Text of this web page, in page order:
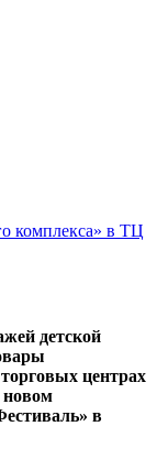
комплекса» в ТЦ
детской
центрах
новом
в